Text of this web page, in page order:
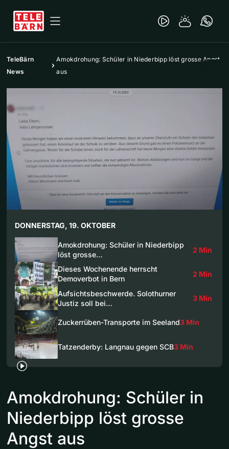
TeleBärn
News
Amokdrohung: Schüler in Niederbipp löst grosse Angst
aus
DONNERSTAG, 19. OKTOBER
Amokdrohung: Schüler in Niederbipp
löst grosse…
2 Min
Dieses Wochenende herrscht
Demoverbot in Bern
2 Min
Aufsichtsbeschwerde. Solothurner
Justiz soll bei…
3 Min
Zuckerrüben-Transporte im Seeland3 Min
Tatzenderby: Langnau gegen SCB3 Min
Amokdrohung: Schüler in
Niederbipp löst grosse
Angst aus